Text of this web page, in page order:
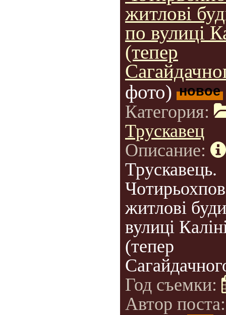
житлові
по вулиці
(тепер
фото) новое
Категория:
Трускавец
Описание:
Трускавець.
житлові
вулиці
(тепер
Год съемки:
Автор